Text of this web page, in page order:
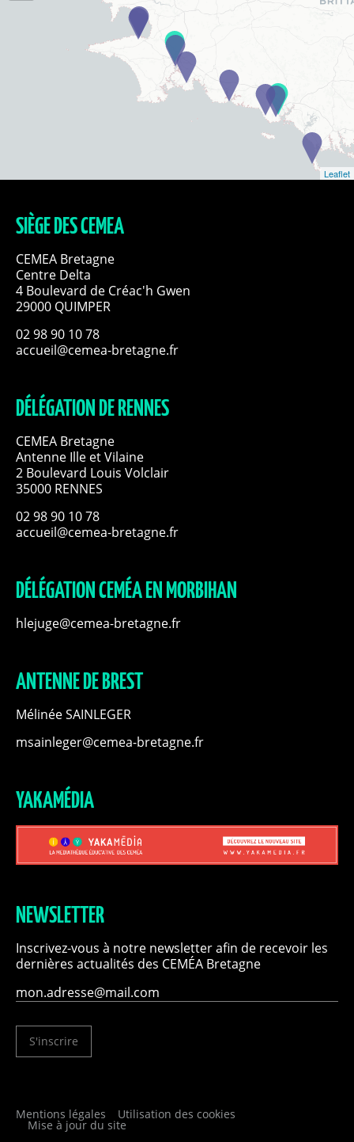
Leaflet
SIÈGE DES CEMEA
CEMEA Bretagne
Centre Delta
4 Boulevard de Créac'h Gwen
29000 QUIMPER
02 98 90 10 78
accueil@cemea-bretagne.fr
DÉLÉGATION DE RENNES
CEMEA Bretagne
Antenne Ille et Vilaine
2 Boulevard Louis Volclair
35000 RENNES
02 98 90 10 78
accueil@cemea-bretagne.fr
DÉLÉGATION CEMÉA EN MORBIHAN
hlejuge@cemea-bretagne.fr
ANTENNE DE BREST
Mélinée SAINLEGER
msainleger@cemea-bretagne.fr
YAKAMÉDIA
NEWSLETTER
Inscrivez-vous à notre newsletter afin de recevoir les
dernières actualités des CEMÉA Bretagne
S'inscrire
Mentions légales Utilisation des cookies
Mise à jour du site